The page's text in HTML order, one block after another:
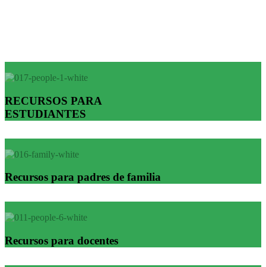
RECURSOS PARA
ESTUDIANTES
Recursos para padres de familia
Recursos para docentes